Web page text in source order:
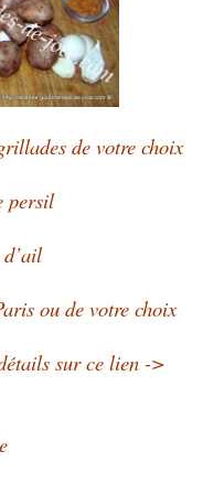
de votre choix
persil
ou de votre choix
sur ce lien ->